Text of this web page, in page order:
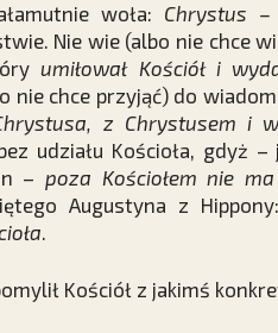
woła: Chrystus
Nie wie (albo nie chce
umiłował Kościół i
nie chce przyjąć) do
z Chrystusem i
udziału Kościoła, gdyż
–poza Kościołem nie
Augustyna z
.
Kościół z jakimś